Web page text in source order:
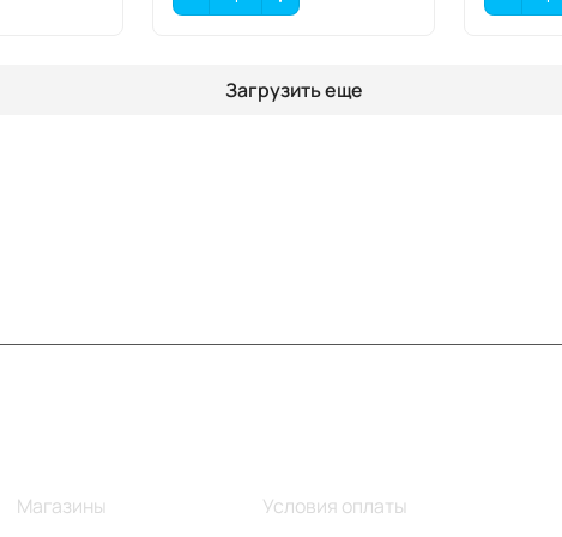
Загрузить еще
Магазины
Условия оплаты